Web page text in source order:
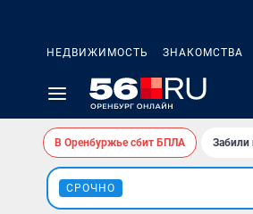
НЕДВИЖИМОСТЬ ЗНАКОМСТВА
В Оренбуржье сбит БПЛА Забили
СРОЧНО